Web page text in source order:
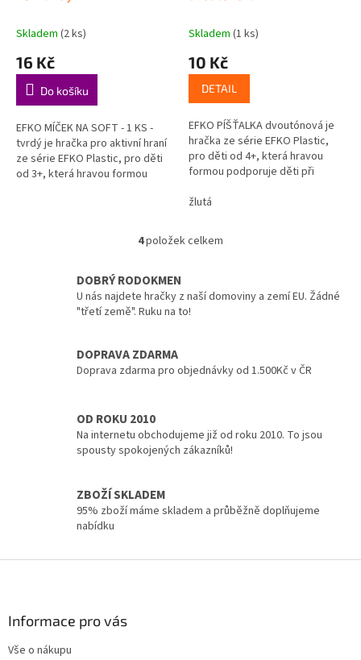
Skladem (2 ks)
16 Kč
Do košíku
EFKO MÍČEK NA SOFT - 1 KS -
tvrdý je hračka pro aktivní hraní
ze série EFKO Plastic, pro děti
od 3+, která hravou formou
Skladem (1 ks)
10 Kč
DETAIL
EFKO PÍŠŤALKA dvoutónová je
hračka ze série EFKO Plastic,
pro děti od 4+, která hravou
formou podporuje děti při
důležitých dovedností.
žlutá
O
l
á
d
p
y
v
s
4položek celkem
DOBRÝ RODOKMEN
U nás najdete hračky z naší domoviny a zemí EU. Žádné
"třetí země". Ruku na to!
DOPRAVA ZDARMA
Doprava zdarma pro objednávky od 1.500Kč v ČR
OD ROKU 2010
Na internetu obchodujeme již od roku 2010. To jsou
spousty spokojených zákazníků!
ZBOŽÍ SKLADEM
95% zboží máme skladem a průběžně doplňujeme
nabídku
Informace pro vás
Vše o nákupu